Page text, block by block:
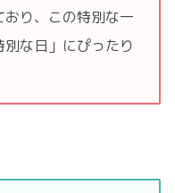
おり、この特別な一
な日」にぴったり